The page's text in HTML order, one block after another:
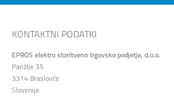
KONTAKTNI PODATKI
EPROS elektro storitveno trgovsko podjetje, d.o.o.
Parižlje 35
3314 Braslovče
Slovenija